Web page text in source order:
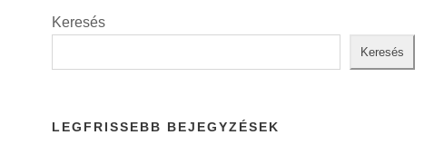
Keresés
Keresés
LEGFRISSEBB BEJEGYZÉSEK